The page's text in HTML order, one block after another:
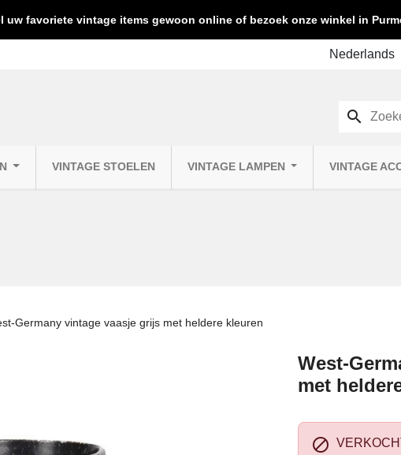
uw favoriete vintage items gewoon online of bezoek onze winkel in
VINTAGE STOELEN VINTAGE LAMPEN VINTAGE
search
Germany vintage vaasje grijs met heldere kleuren
West-
met
